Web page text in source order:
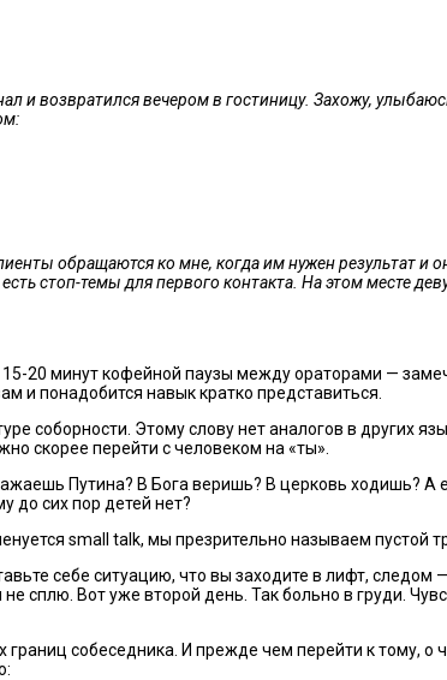
и возвратился вечером в гостиницу. Захожу,
обращаются ко мне, когда им нужен результат и
стоп-темы для первого контакта. На этом месте
15-20 минут кофейной паузы между ораторами —
и понадобится навык кратко представиться.
соборности. Этому слову нет аналогов в других
скорее перейти с человеком на «ты».
Путина? В Бога веришь? В церковь ходишь? А
до сих пор детей нет?
small talk, мы презрительно называем пустой
себе ситуацию, что вы заходите в лифт, следом
сплю. Вот уже второй день. Так больно в груди.
собеседника. И прежде чем перейти к тому, о